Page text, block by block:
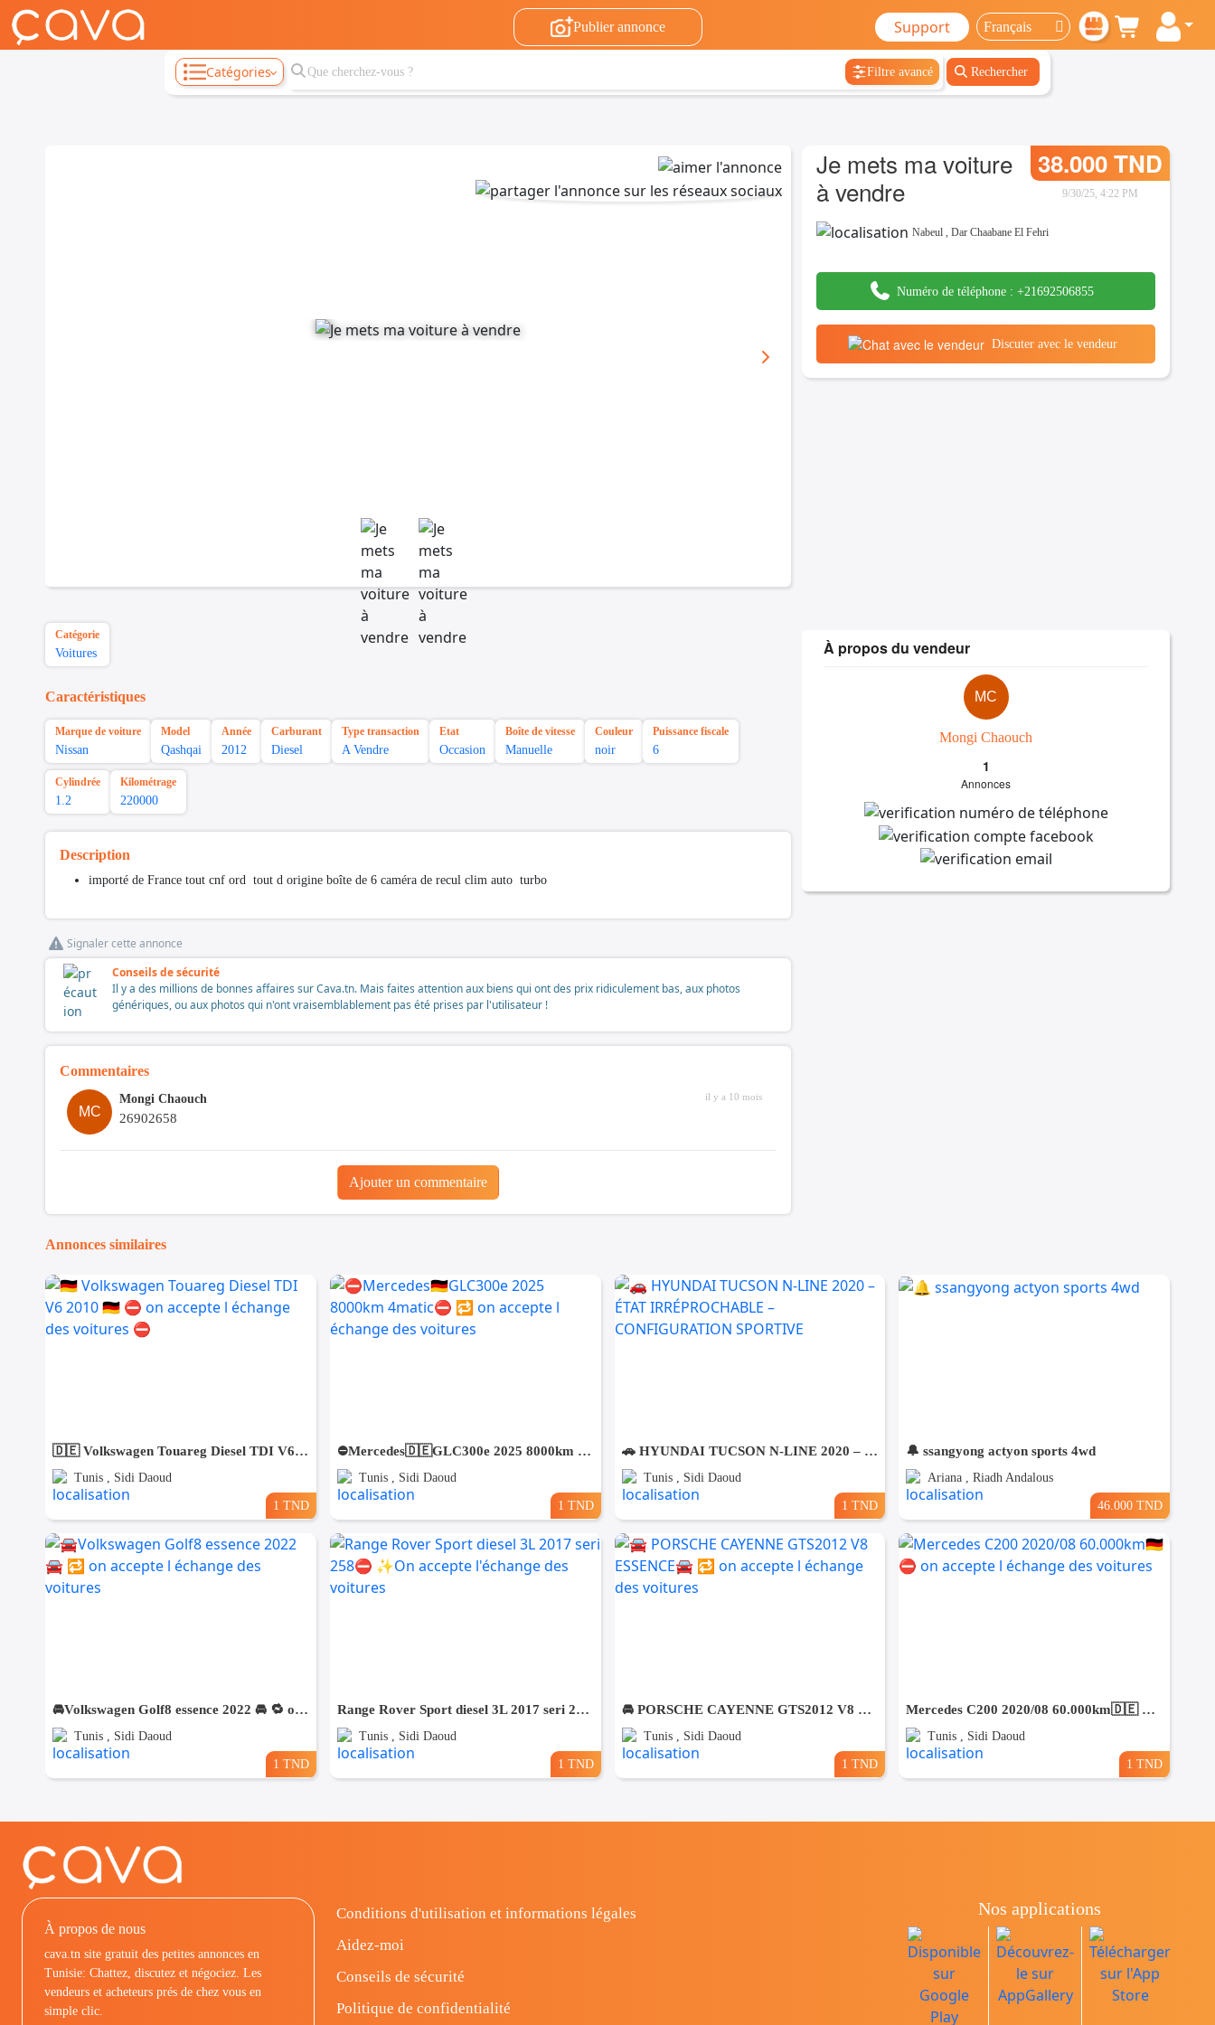
Publier annonce Support
Catégories Filtre avancé Rechercher
Je mets ma voiture
à vendre
38.000 TND
9/30/25, 4:22 PM
Nabeul ,Dar Chaabane El Fehri
Numéro de téléphone :+21692506855
Discuter avec le vendeur
Catégorie
Voitures
Caractéristiques
Marque de voiture
Nissan
Model
Qashqai
Année
2012
Carburant
Diesel
Type transaction
A Vendre
Etat
Occasion
Boîte de vitesse
Manuelle
Couleur
noir
Puissance fiscale
6
Cylindrée
1.2
Kilométrage
220000
Description
importé de France tout cnf ord tout d origine boîte de 6 caméra de recul clim auto turbo
Signaler cette annonce
Conseils de sécurité
Il y a des millions de bonnes affaires sur Cava.tn. Mais faites attention aux biens qui ont des prix ridiculement bas, aux photos
génériques, ou aux photos qui n'ont vraisemblablement pas été prises par l'utilisateur !
Commentaires
MC
Mongi Chaouch il y a 10 mois
26902658
Ajouter un commentaire
À propos du vendeur
MC
Mongi Chaouch
1
Annonces
Annonces similaires
🇩🇪 Volkswagen Touareg Diesel TDI V6 2010 🇩🇪 ⛔️ on accepte l échange des voitures ⛔️
Tunis , Sidi Daoud
1 TND
⛔️Mercedes🇩🇪GLC300e 2025 8000km 4matic⛔️ 🔁 on accepte l échange des voitures
Tunis , Sidi Daoud
1 TND
🚗 HYUNDAI TUCSON N-LINE 2020 – ÉTAT IRRÉPROCHABLE – CONFIGURATION SPORTIVE
Tunis , Sidi Daoud
1 TND
🔔 ssangyong actyon sports 4wd
Ariana , Riadh Andalous
46.000 TND
🚘Volkswagen Golf8 essence 2022 🚘 🔁 on accepte l échange des voitures
Tunis , Sidi Daoud
1 TND
Range Rover Sport diesel 3L 2017 seri 258⛔️ ✨️On accepte l'échange des voitures
Tunis , Sidi Daoud
1 TND
🚘 PORSCHE CAYENNE GTS2012 V8 ESSENCE🚘 🔁 on accepte l échange des voitures
Tunis , Sidi Daoud
1 TND
Mercedes C200 2020/08 60.000km🇩🇪 ⛔️ on accepte l échange des voitures
Tunis , Sidi Daoud
1 TND
À propos de nous
cava.tn site gratuit des petites annonces en
Tunisie: Chattez, discutez et négociez. Les
vendeurs et acheteurs prés de chez vous en
simple clic.
Conditions d'utilisation et informations légales
Aidez-moi
Conseils de sécurité
Politique de confidentialité
Nos applications